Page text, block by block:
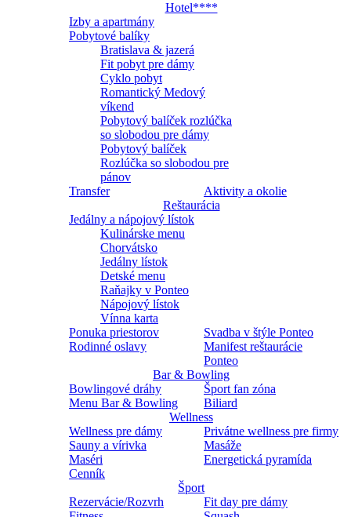
Hotel****
Izby a apartmány
Pobytové balíky
Bratislava & jazerá
Fit pobyt pre dámy
Cyklo pobyt
Romantický Medový
víkend
Pobytový balíček rozlúčka
so slobodou pre dámy
Pobytový balíček
Rozlúčka so slobodou pre
pánov
Transfer
Aktivity a okolie
Reštaurácia
Jedálny a nápojový lístok
Kulinárske menu
Chorvátsko
Jedálny lístok
Detské menu
Raňajky v Ponteo
Nápojový lístok
Vínna karta
Ponuka priestorov
Svadba v štýle Ponteo
Rodinné oslavy
Manifest reštaurácie
Ponteo
Bar & Bowling
Bowlingové dráhy
Šport fan zóna
Menu Bar & Bowling
Biliard
Wellness
Wellness pre dámy
Privátne wellness pre firmy
Sauny a vírivka
Masáže
Maséri
Energetická pyramída
Cenník
Šport
Rezervácie/Rozvrh
Fit day pre dámy